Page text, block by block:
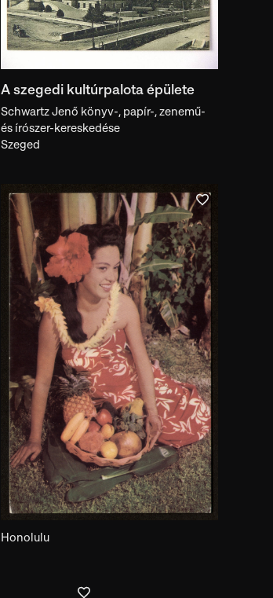
A szegedi kultúrpalota épülete
Schwartz Jenő könyv-, papír-, zenemű-
és írószer-kereskedése
Szeged
Honolulu